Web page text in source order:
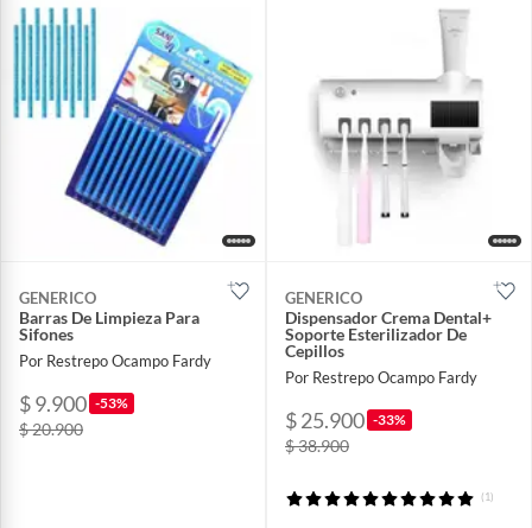
GENERICO
Barras De Limpieza Para
Sifones
Por Restrepo Ocampo Fardy
$ 9.900 -53%
$ 20.900
GENERICO
Dispensador Crema Dental+
Soporte Esterilizador De
Cepillos
Por Restrepo Ocampo Fardy
$ 25.900 -33%
$ 38.900
(1)